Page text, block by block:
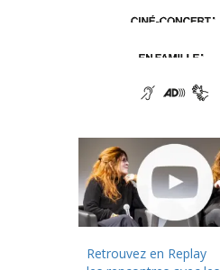
Retrouvez en Replay